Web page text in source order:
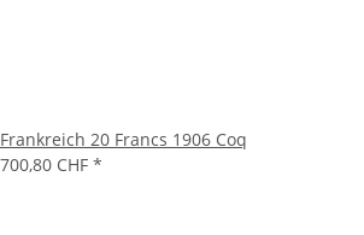
Frankreich 20 Francs 1906 Coq
700,80 CHF *